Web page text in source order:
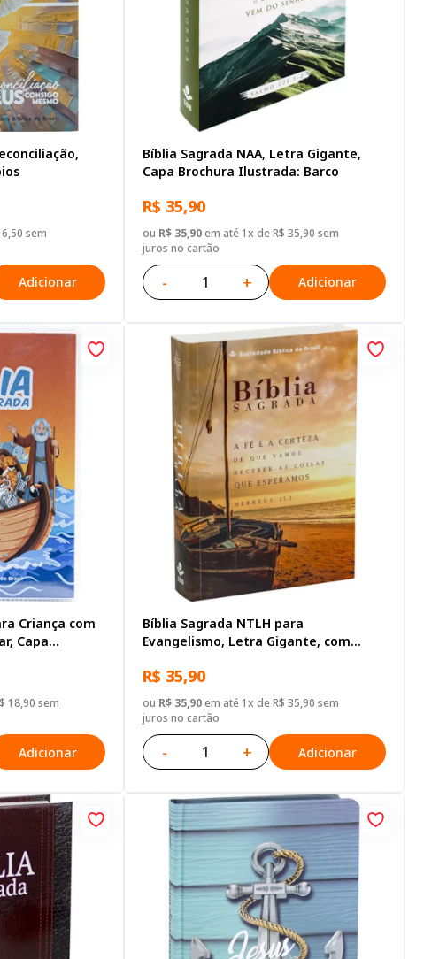
sem
Adicionar
Bíblia Sagrada NAA, Letra Gigante,
Capa Brochura Ilustrada: Barco
R$ 35,90
ou R$ 35,90em até 1x de R$ 35,90 sem
juros no cartão
- + Adicionar
Criança com
Capa
18,90 sem
Adicionar
Bíblia Sagrada NTLH para
Evangelismo, Letra Gigante, com
Terracota
R$ 35,90
ou R$ 35,90em até 1x de R$ 35,90 sem
juros no cartão
- + Adicionar